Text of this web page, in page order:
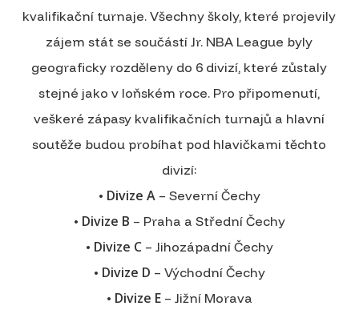
kvalifikační turnaje. Všechny školy, které projevily
zájem stát se součástí Jr. NBA League byly
geograficky rozděleny do 6 divizí, které zůstaly
stejné jako v loňském roce. Pro připomenutí,
veškeré zápasy kvalifikačních turnajů a hlavní
soutěže budou probíhat pod hlavičkami těchto
divizí:
• Divize A– Severní Čechy
• Divize B – Praha a Střední Čechy
• Divize C– Jihozápadní Čechy
• Divize D – Východní Čechy
• Divize E– Jižní Morava